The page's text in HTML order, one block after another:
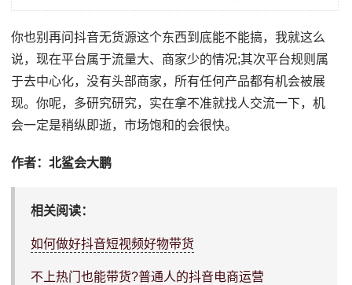
你也别再问抖音无货源这个东西到底能不能搞，我就这么
说，现在平台属于流量大、商家少的情况;其次平台规则属
于去中心化，没有头部商家，所有任何产品都有机会被展
现。你呢，多研究研究，实在拿不准就找人交流一下，机
会一定是稍纵即逝，市场饱和的会很快。
作者：北鲨会大鹏
相关阅读：
如何做好抖音短视频好物带货
不上热门也能带货?普通人的抖音电商运营